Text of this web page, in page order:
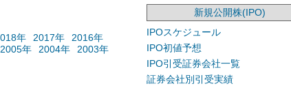
年 2017年
2016年
2005年 2004年
2003年
新規公開株(IPO)
IPOスケジュール
IPO初値予想
IPO引受証券会社一覧
証券会社別引受実績